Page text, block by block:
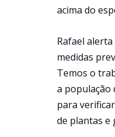
acima do
Rafael
medidas
Temos o
a população
para
de plantas e